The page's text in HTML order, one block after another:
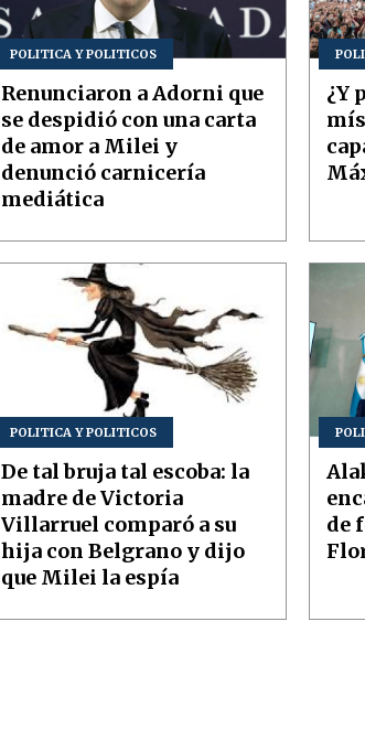
POLITICA Y POLITICOS
Renunciaron a Adorni que
se despidió con una carta
de amor a Milei y
denunció carnicería
mediática
¿Y
POLITICA Y POLITICOS
De tal bruja tal escoba: la
madre de Victoria
Villarruel comparó a su
hija con Belgrano y dijo
que Milei la espía
de